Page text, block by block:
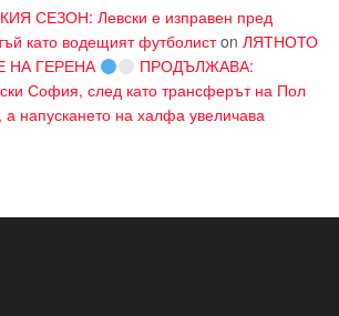
СЕЗОН: Левски е изправен пред
като водещият футболистon ЛЯТНОТО
НА ГЕРЕНА
ПРОДЪЛЖАВА:
София, след като трансферът на Пол
напускането на халфа увеличава